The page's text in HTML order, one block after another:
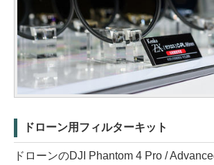
ドローン用フィルターキット
ドローンのDJI Phantom 4 Pro /